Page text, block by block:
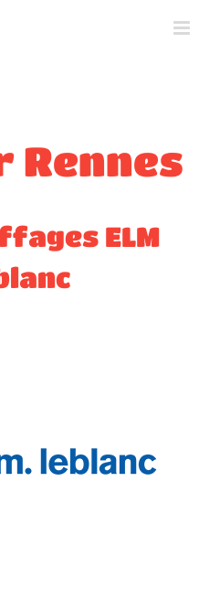
Rennes
ELM